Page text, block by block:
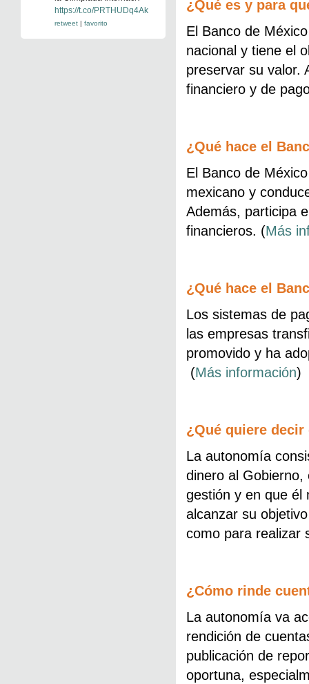
https://t.co/PRTHUDq4Ak
retweet | favorito
¿Qué es y para
El Banco de
nacional y tiene el
preservar su valor.
financiero y de
¿Qué hace el
El Banco de
mexicano y
Además, participa
financieros. (Más
¿Qué hace el
Los sistemas de
las empresas
promovido y ha
(Más información)
¿Qué quiere
La autonomía
dinero al Gobierno,
gestión y en que él
alcanzar su
como para realizar
¿Cómo rinde
La autonomía va
rendición de
publicación de
oportuna,